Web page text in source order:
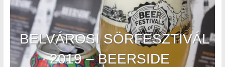
BELVÁROSI SÖRFESZTIVÁL
2019 – BEERSIDE